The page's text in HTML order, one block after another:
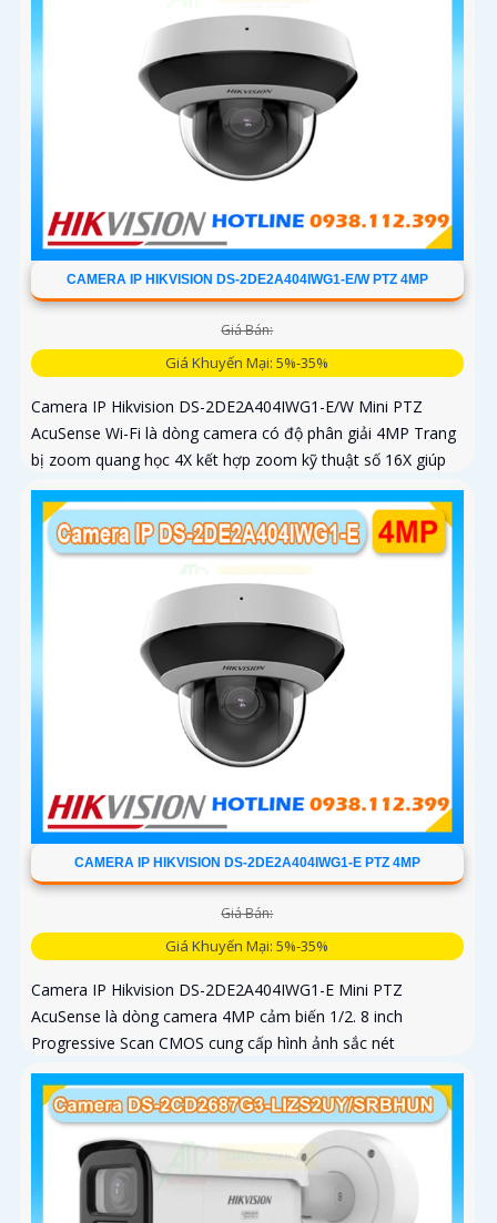
CAMERA IP HIKVISION DS-2DE2A404IWG1-E/W PTZ 4MP
Giá Bán:
Giá Khuyến Mại: 5%-35%
Camera IP Hikvision DS-2DE2A404IWG1-E/W Mini PTZ
AcuSense Wi-Fi là dòng camera có độ phân giải 4MP Trang
bị zoom quang học 4X kết hợp zoom kỹ thuật số 16X giúp
quan sát rõ các đối tượng ở khoảng cách xa
CAMERA IP HIKVISION DS-2DE2A404IWG1-E PTZ 4MP
Giá Bán:
Giá Khuyến Mại: 5%-35%
Camera IP Hikvision DS-2DE2A404IWG1-E Mini PTZ
AcuSense là dòng camera 4MP cảm biến 1/2. 8 inch
Progressive Scan CMOS cung cấp hình ảnh sắc nét